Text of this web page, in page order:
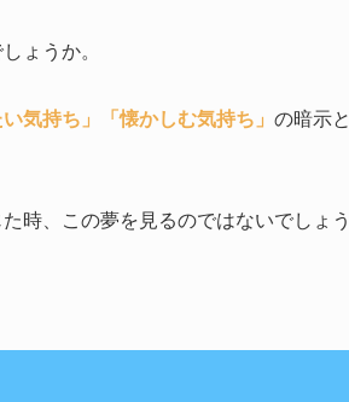
ょうか。
気持ち」 「懐かしむ気持ち」 の暗示と
時、この夢を見るのではないでしょう